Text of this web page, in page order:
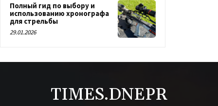
Полный гид по выбору и
использованию хронографа
для стрельбы
29.01.2026
TIMES.DNEPR